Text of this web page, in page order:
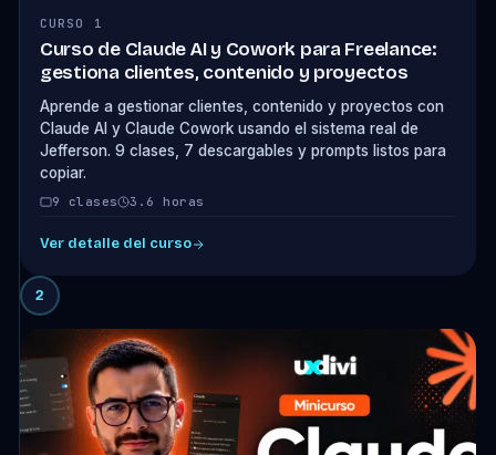
CURSO 1
Curso de Claude AI y Cowork para Freelance:
gestiona clientes, contenido y proyectos
Aprende a gestionar clientes, contenido y proyectos con
Claude AI y Claude Cowork usando el sistema real de
Jefferson. 9 clases, 7 descargables y prompts listos para
copiar.
9 clases 3.6 horas
Ver detalle del curso
2